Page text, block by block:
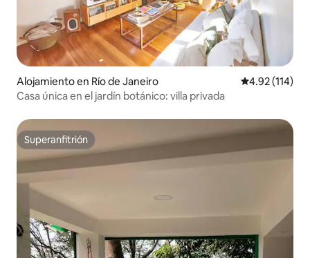
Alojamiento en Río de Janeiro Calificación
4.92 (114)
Casa única en el jardín botánico: villa privada
Superanfitrión
Superanfitrión